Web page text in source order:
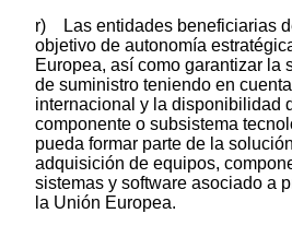
r) Las entidades beneficiarias
objetivo de autonomía
Europea, así como garantizar la
de suministro teniendo en
internacional y la disponibilidad
componente o subsistema
pueda formar parte de la
adquisición de equipos,
sistemas y software asociado a
la Unión Europea.